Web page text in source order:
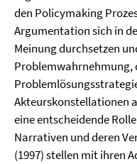
den Policymaking
Argumentation sich in
Meinung durchsetzen
Problemwahrnehmung,
Akteurskonstellationen
eine entscheidende
Narrativen und deren
(1997) stellen mit ihren